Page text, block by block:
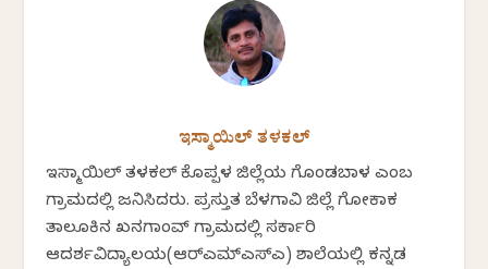
ಇಸ್ಮಾಯಿಲ್ ತಳಕಲ್
ಇಸ್ಮಾಯಿಲ್ ತಳಕಲ್ ಕೊಪ್ಪಳ ಜಿಲ್ಲೆಯ ಗೊಂಡಬಾಳ ಎಂಬ
ಗ್ರಾಮದಲ್ಲಿ ಜನಿಸಿದರು. ಪ್ರಸ್ತುತ ಬೆಳಗಾವಿ ಜಿಲ್ಲೆ ಗೋಕಾಕ
ತಾಲೂಕಿನ ಖನಗಾಂವ್ ಗ್ರಾಮದಲ್ಲಿ ಸರ್ಕಾರಿ
ಆದರ್ಶವಿದ್ಯಾಲಯ(ಆರ್‍ಎಮ್‍ಎಸ್‍ಎ) ಶಾಲೆಯಲ್ಲಿ ಕನ್ನಡ